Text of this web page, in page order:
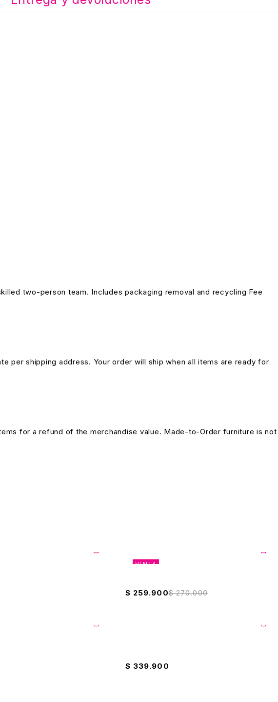
two-person team. Includes packaging removal and recycling Fee
per shipping address. Your order will ship when all items are ready for
for a refund of the merchandise value. Made-to-Order furniture is not
VENTA
$270.000
$ 259.900
$ 339.900